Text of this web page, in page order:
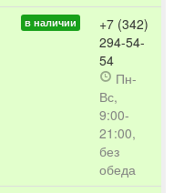
в наличии
+7 (342)
294-54-
54
Пн-
Вс,
9:00-
21:00,
без
обеда